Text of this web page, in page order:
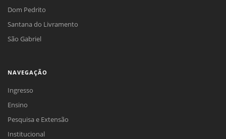
Dom Pedrito
Santana do Livramento
São Gabriel
NAVEGAÇÃO
Ingresso
Ensino
Pesquisa e Extensão
Institucional